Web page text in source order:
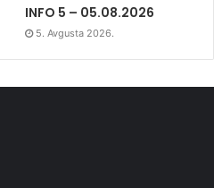
INFO 5 – 05.08.2026
5. Avgusta 2026.